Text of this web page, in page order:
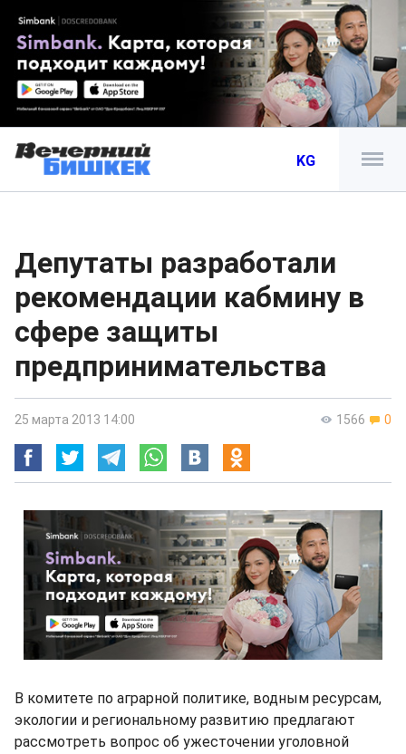
KG
Депутаты разработали
рекомендации кабмину в
сфере защиты
предпринимательства
1566 0
25 марта 2013 14:00
В комитете по аграрной политике, водным ресурсам,
экологии и региональному развитию предлагают
рассмотреть вопрос об ужесточении уголовной